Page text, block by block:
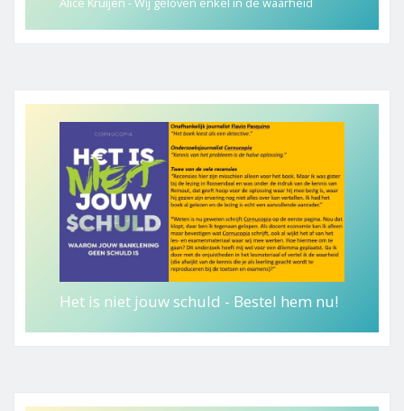
Het is niet jouw schuld - Bestel hem nu!